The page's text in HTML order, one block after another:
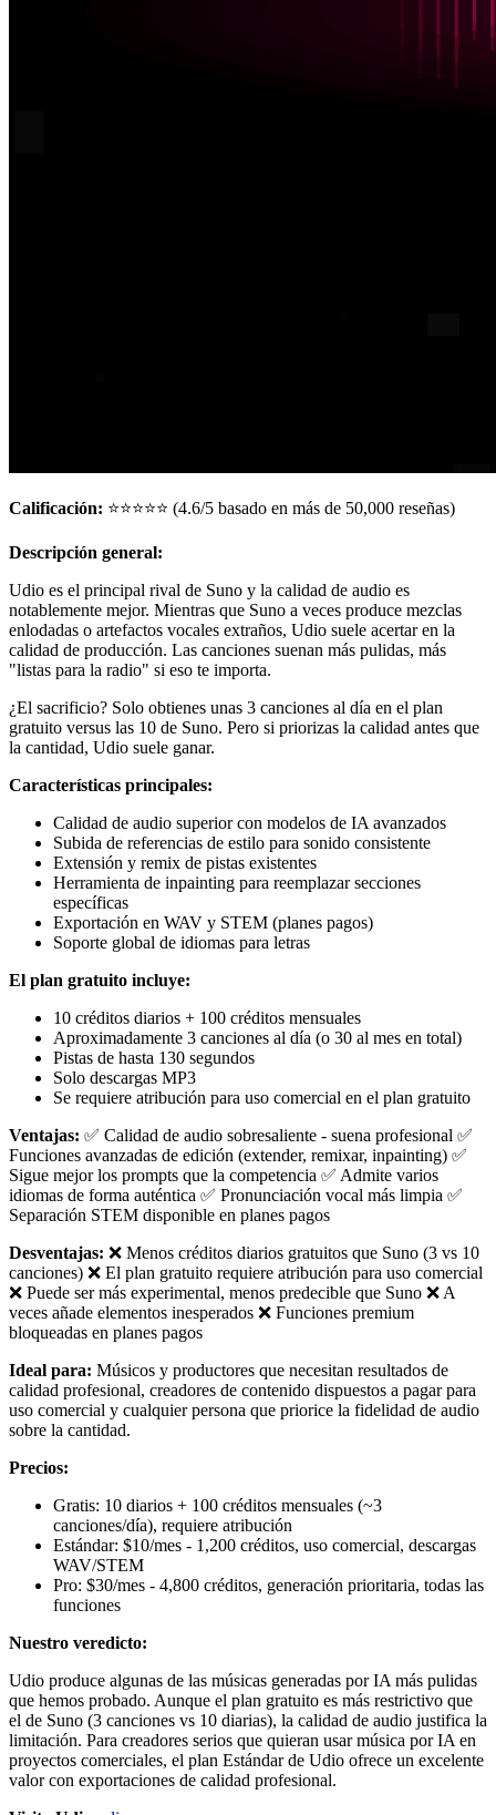
Calificación: ⭐⭐⭐⭐⭐ (4.6/5 basado en más de 50,000 reseñas)
Descripción general:
Udio es el principal rival de Suno y la calidad de audio es
notablemente mejor. Mientras que Suno a veces produce mezclas
enlodadas o artefactos vocales extraños, Udio suele acertar en la
calidad de producción. Las canciones suenan más pulidas, más
"listas para la radio" si eso te importa.
¿El sacrificio? Solo obtienes unas 3 canciones al día en el plan
gratuito versus las 10 de Suno. Pero si priorizas la calidad antes que
la cantidad, Udio suele ganar.
Características principales:
Calidad de audio superior con modelos de IA avanzados
Subida de referencias de estilo para sonido consistente
Extensión y remix de pistas existentes
Herramienta de inpainting para reemplazar secciones
específicas
Exportación en WAV y STEM (planes pagos)
Soporte global de idiomas para letras
El plan gratuito incluye:
10 créditos diarios + 100 créditos mensuales
Aproximadamente 3 canciones al día (o 30 al mes en total)
Pistas de hasta 130 segundos
Solo descargas MP3
Se requiere atribución para uso comercial en el plan gratuito
Ventajas: ✅ Calidad de audio sobresaliente - suena profesional ✅
Funciones avanzadas de edición (extender, remixar, inpainting) ✅
Sigue mejor los prompts que la competencia ✅ Admite varios
idiomas de forma auténtica ✅ Pronunciación vocal más limpia ✅
Separación STEM disponible en planes pagos
Desventajas: ❌ Menos créditos diarios gratuitos que Suno (3 vs 10
canciones) ❌ El plan gratuito requiere atribución para uso comercial
❌ Puede ser más experimental, menos predecible que Suno ❌ A
veces añade elementos inesperados ❌ Funciones premium
bloqueadas en planes pagos
Ideal para: Músicos y productores que necesitan resultados de
calidad profesional, creadores de contenido dispuestos a pagar para
uso comercial y cualquier persona que priorice la fidelidad de audio
sobre la cantidad.
Precios:
Gratis: 10 diarios + 100 créditos mensuales (~3
canciones/día), requiere atribución
Estándar: $10/mes - 1,200 créditos, uso comercial, descargas
WAV/STEM
Pro: $30/mes - 4,800 créditos, generación prioritaria, todas las
funciones
Nuestro veredicto:
Udio produce algunas de las músicas generadas por IA más pulidas
que hemos probado. Aunque el plan gratuito es más restrictivo que
el de Suno (3 canciones vs 10 diarias), la calidad de audio justifica la
limitación. Para creadores serios que quieran usar música por IA en
proyectos comerciales, el plan Estándar de Udio ofrece un excelente
valor con exportaciones de calidad profesional.